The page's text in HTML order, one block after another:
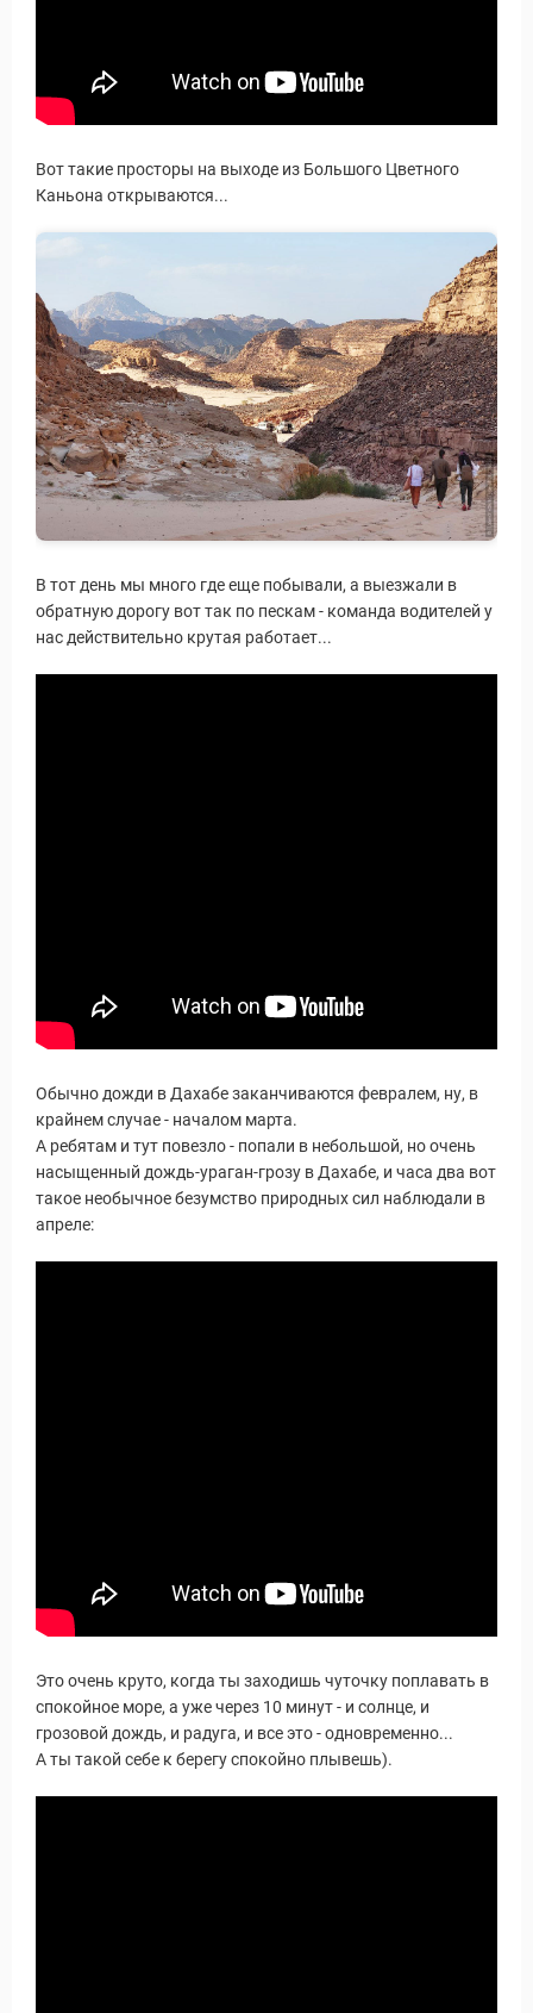
Вот такие просторы на выходе из Большого Цветного
Каньона открываются...
В тот день мы много где еще побывали, а выезжали в
обратную дорогу вот так по пескам - команда водителей у
нас действительно крутая работает...
Обычно дожди в Дахабе заканчиваются февралем, ну, в
крайнем случае - началом марта.
А ребятам и тут повезло - попали в небольшой, но очень
насыщенный дождь-ураган-грозу в Дахабе, и часа два вот
такое необычное безумство природных сил наблюдали в
апреле:
Это очень круто, когда ты заходишь чуточку поплавать в
спокойное море, а уже через 10 минут - и солнце, и
грозовой дождь, и радуга, и все это - одновременно...
А ты такой себе к берегу спокойно плывешь).